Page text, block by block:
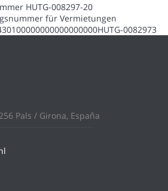
HUTG-008297-20
für Vermietungen
0082973
Pals / Girona, España